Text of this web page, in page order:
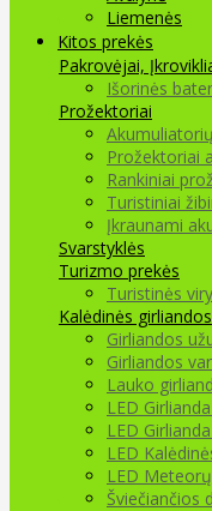
Liemenės
Kitos prekės
Pakrovėjai,
Išorinės
Prožektoriai
Prožektoriai
Rankiniai
Turistiniai
Įkraunami
Svarstyklės
Turizmo prekės
Turistinės
Kalėdinės girliandos
Girliandos
Girliandos
Lauko
LED
LED
LED
LED
Šviečiančios